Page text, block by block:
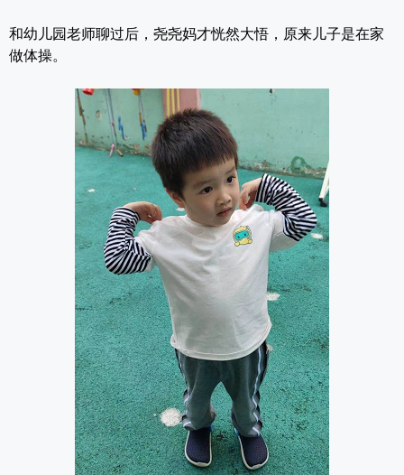
和幼儿园老师聊过后，尧尧妈才恍然大悟，原来儿子是在家
做体操。